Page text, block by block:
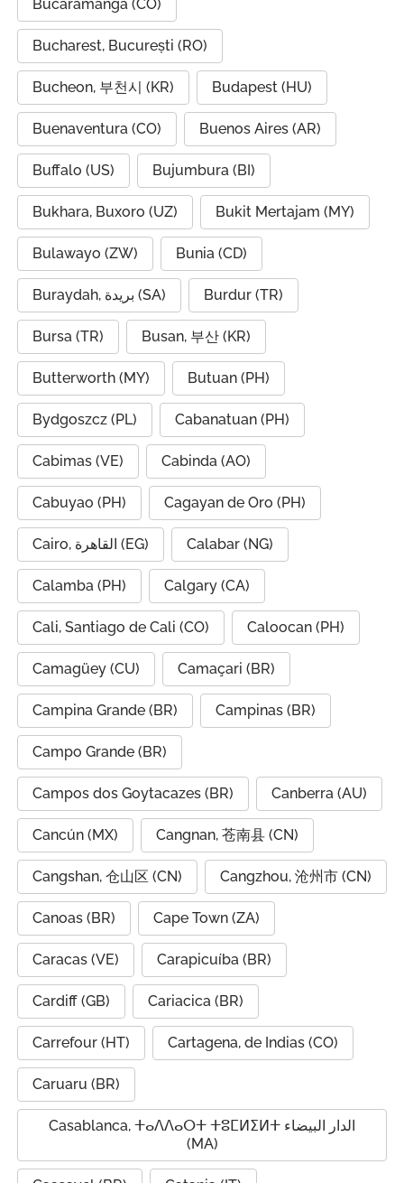
Bucaramanga (CO)
Bucharest, București (RO)
Bucheon, 부천시 (KR) Budapest (HU)
Buenaventura (CO) Buenos Aires (AR)
Buffalo (US) Bujumbura (BI)
Bukhara, Buxoro (UZ) Bukit Mertajam (MY)
Bulawayo (ZW) Bunia (CD)
Buraydah, بريدة (SA) Burdur (TR)
Bursa (TR) Busan, 부산 (KR)
Butterworth (MY) Butuan (PH)
Bydgoszcz (PL) Cabanatuan (PH)
Cabimas (VE) Cabinda (AO)
Cabuyao (PH) Cagayan de Oro (PH)
Cairo, القاهرة (EG) Calabar (NG)
Calamba (PH) Calgary (CA)
Cali, Santiago de Cali (CO) Caloocan (PH)
Camagüey (CU) Camaçari (BR)
Campina Grande (BR) Campinas (BR)
Campo Grande (BR)
Campos dos Goytacazes (BR) Canberra (AU)
Cancún (MX) Cangnan, 苍南县 (CN)
Cangshan, 仓山区 (CN) Cangzhou, 沧州市 (CN)
Canoas (BR) Cape Town (ZA)
Caracas (VE) Carapicuíba (BR)
Cardiff (GB) Cariacica (BR)
Carrefour (HT) Cartagena, de Indias (CO)
Caruaru (BR)
Casablanca, ⵜⴰⴷⴷⴰⵔⵜ ⵜⵓⵎⵍⵉⵍⵜ الدار البيضاء
(MA)